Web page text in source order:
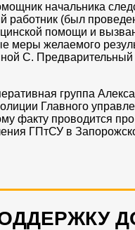
начальника
работник (был
помощи и
меры желаемого
С. Предварительный
группа
Главного
факту проводится
ГПтСУ в